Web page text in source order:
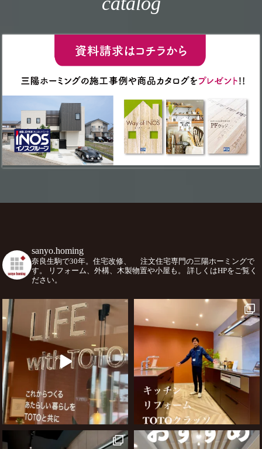
sanyo.homing
奈良生駒で30年。住宅改修、
注文住宅専門の三陽ホーミングで
す。
リフォーム、外構、木製物置や小屋も。
詳しくはHPをご覧く
ださい。